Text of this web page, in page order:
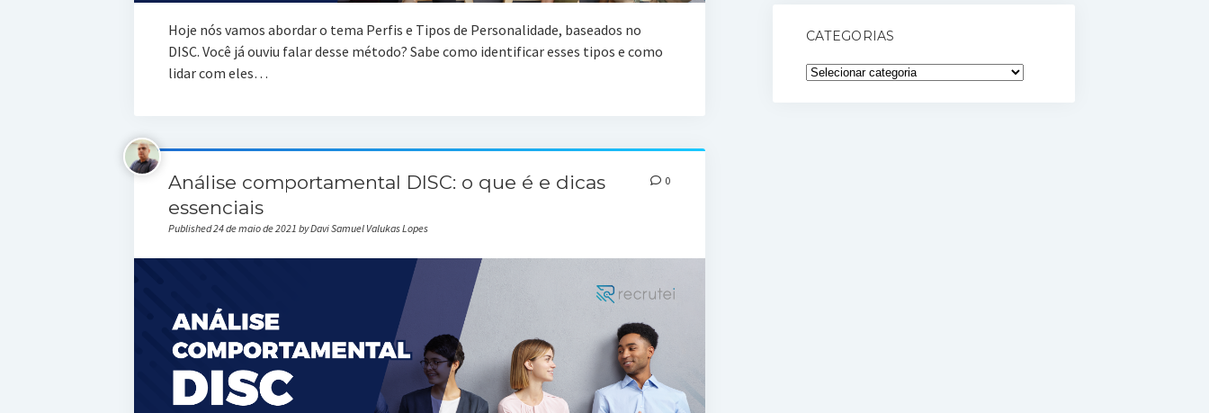
Hoje nós vamos abordar o tema Perfis e Tipos de Personalidade, baseados no
DISC. Você já ouviu falar desse método? Sabe como identificar esses tipos e como
lidar com eles…
Análise comportamental DISC: o que é e dicas
essenciais
Published 24 de maio de 2021 by Davi Samuel Valukas Lopes
0
CATEGORIAS
Categorias